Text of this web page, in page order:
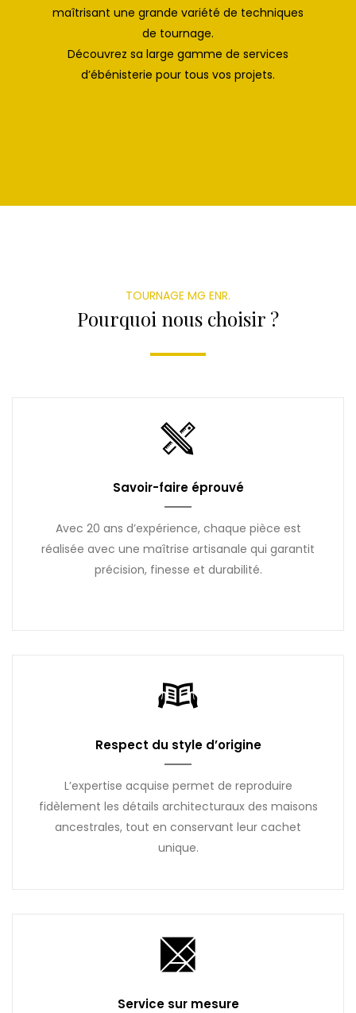
maîtrisant une grande variété de techniques
de tournage.
Découvrez sa large gamme de services
d’ébénisterie pour tous vos projets.
TOURNAGE MG ENR.
Pourquoi nous choisir ?
Savoir-faire éprouvé
Avec 20 ans d’expérience, chaque pièce est
réalisée avec une maîtrise artisanale qui garantit
précision, finesse et durabilité.
Respect du style d’origine
L’expertise acquise permet de reproduire
fidèlement les détails architecturaux des maisons
ancestrales, tout en conservant leur cachet
unique.
Service sur mesure